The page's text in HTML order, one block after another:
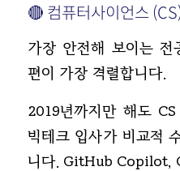
🔴 컴퓨터사이언스
가장 안전해 보이는 전
편이 가장 격렬합니다.
2019년까지만 해도
빅테크 입사가 비교적
니다. GitHub Copilot,